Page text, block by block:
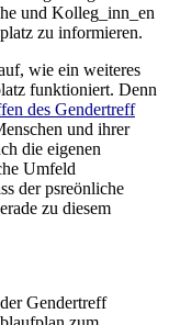
und Kolleg_inn_en
zu informieren.
wie ein weiteres
funktioniert. Denn
des Gendertreff
und ihrer
die eigenen
Umfeld
der psreönliche
zu diesem
Gendertreff